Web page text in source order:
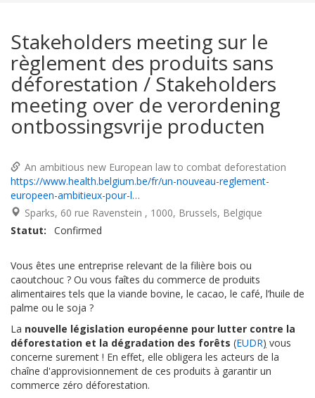
Stakeholders meeting sur le
règlement des produits sans
déforestation / Stakeholders
meeting over de verordening
ontbossingsvrije producten
An ambitious new European law to combat deforestation
https://www.health.belgium.be/fr/un-nouveau-reglement-
europeen-ambitieux-pour-l…
Sparks, 60 rue Ravenstein
1000 Brussels Belgique
Statut
Confirmed
Vous êtes une entreprise relevant de la filière bois ou
caoutchouc ? Ou vous faîtes du commerce de produits
alimentaires tels que la viande bovine, le cacao, le café, l’huile de
palme ou le soja ?
La nouvelle législation européenne pour lutter contre la
déforestation et la dégradation des forêts (EUDR) vous
concerne surement ! En effet, elle obligera les acteurs de la
chaîne d'approvisionnement de ces produits à garantir un
commerce zéro déforestation.